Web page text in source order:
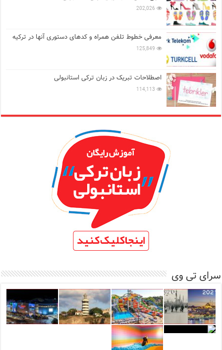
202,026
معرفی خطوط تلفن همراه و کدهای دستوری آنها در ترکیه
125,849
اصطلاحات تبریک در زبان ترکی استانبولی
114,113
سرای تی وی